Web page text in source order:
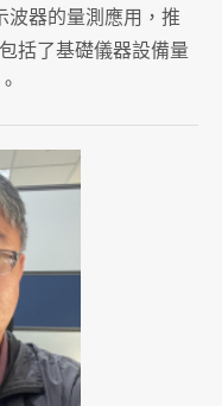
波器的量測應用，推
括了基礎儀器設備量